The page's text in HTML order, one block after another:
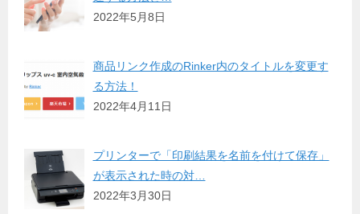
2022年5月8日
商品リンク作成のRinker内のタイトルを変更す
る方法！
2022年4月11日
プリンターで「印刷結果を名前を付けて保存」
が表示された時の対…
2022年3月30日